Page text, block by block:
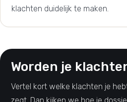
klachten duidelijk te maken.
Worden je
Vertel kort welke klachten je